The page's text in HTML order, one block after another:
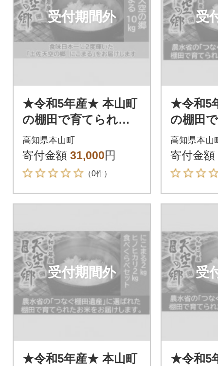
受付期間外
★令和5年産★ 本山町
の棚田で育てられた
土佐天空の郷 にこま
る 10kg
高知県本山町
寄付金額 31,000円
（0件）
受
★令和5
の棚田
た 土
1kg食べ
高知県本山
寄付金額
受付期間外
★令和5年産★ 本山町
受
★令和5